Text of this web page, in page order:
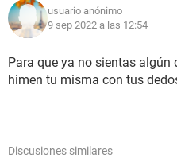
usuario anónimo
9 sep 2022 a las 12:54
Para que ya no sientas algún
himen tu misma con tus
Discusiones similares